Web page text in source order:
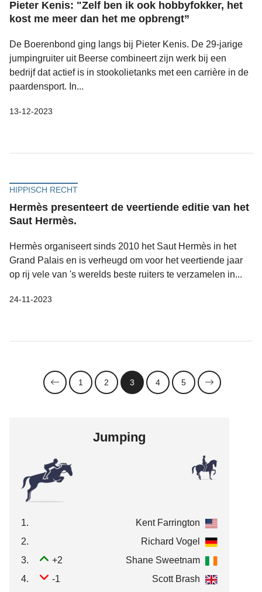
Pieter Kenis: "Zelf ben ik ook hobbyfokker, het
kost me meer dan het me opbrengt”
De Boerenbond ging langs bij Pieter Kenis. De 29-jarige
jumpingruiter uit Beerse combineert zijn werk bij een
bedrijf dat actief is in stookolietanks met een carrière in de
paardensport. In...
13-12-2023
HIPPISCH RECHT
Hermès presenteert de veertiende editie van het
Saut Hermès.
Hermès organiseert sinds 2010 het Saut Hermès in het
Grand Palais en is verheugd om voor het veertiende jaar
op rij vele van 's werelds beste ruiters te verzamelen in...
24-11-2023
1 2 3 4 5
Jumping
1.
Kent Farrington
2.
Richard Vogel
3.
+2
Shane Sweetnam
4.
-1
Scott Brash